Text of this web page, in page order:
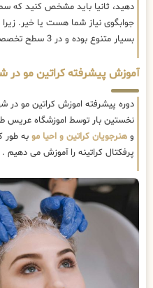
دهید، ثانیا باید مشخص کنید که
جوابگوی نیاز شما هست یا خیر.
بسیار متنوع بوده و در 3 سطح تخصصی ، تکمیلی ، مربیگری برگزار میشوند.
آموزش پیشرفته کراتین مو در
دوره پیشرفته اموزش کراتین مو در
نخستین بار توسط اموزشگاه عریس
و هنرجویان کراتین و احیا مو به طور
پرفکتال کراتینه را آموزش می دهیم .